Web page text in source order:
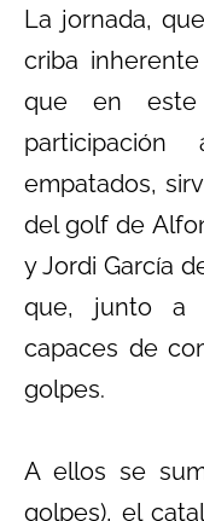
La jornada,
criba
que en
empatados,
del golf de
y Jordi García
que, junto a
capaces de
golpes.
A ellos se
golpes), el